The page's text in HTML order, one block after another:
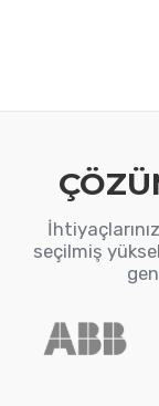
seçilmiş